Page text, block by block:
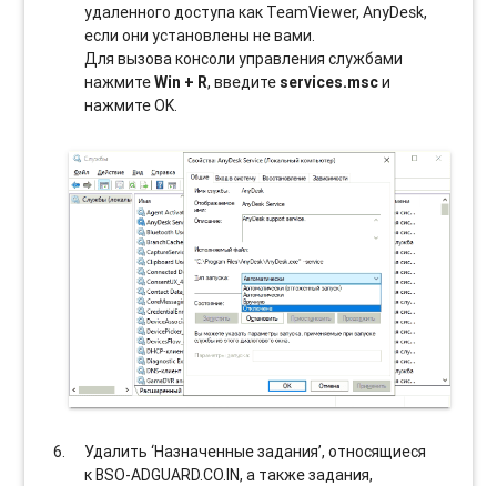
удаленного доступа как TeamViewer, AnyDesk,
если они установлены не вами.
Для вызова консоли управления службами
нажмитеWin + R, введите services.mscи
нажмите OK.
Удалить ‘Назначенные задания’, относящиеся
к BSO-ADGUARD.CO.IN, а также задания,